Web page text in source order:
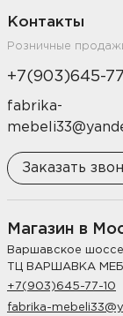
Контакты
Розничные
+7(903)645-
fabrika-
Заказать
Магазин в
Варшавское
ТЦ ВАРШАВКА
+7(903)645-77-10
fabrika-